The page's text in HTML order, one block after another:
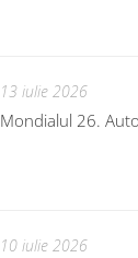
13 iulie 2026
Mondialul 26.
10 iulie 2026